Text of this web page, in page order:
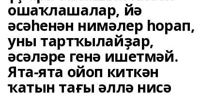
ошаҡлашалар, йә
әсәһенән нимәлер һорап,
уны тартҡылайҙар,
әсәләре генә ишетмәй.
Ята-ята ойоп киткән
ҡатын тағы әллә нисә